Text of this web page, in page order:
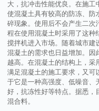
大，抗冲击性能优良。在施工
使混凝土具有较高的防冻、
碎现象。使用后不会产生二
程在使用混凝土时采用了这
搅拌机进入市场。随着城市
混凝土的需求也日益增加。
越高。在混凝土的结构上，
满足混凝土的施工要求，又
于它是一种高强度、低噪音
好，抗冻性好等特点。据悉
混合料。